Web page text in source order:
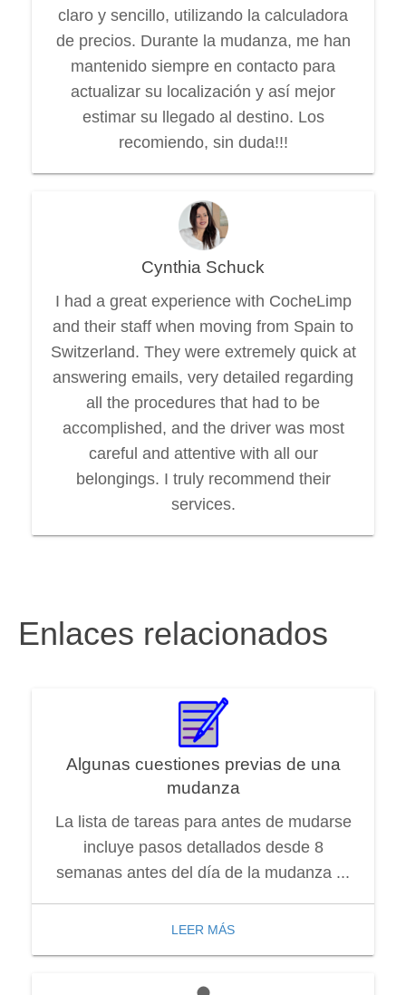
claro y sencillo, utilizando la calculadora
de precios. Durante la mudanza, me han
mantenido siempre en contacto para
actualizar su localización y así mejor
estimar su llegado al destino. Los
recomiendo, sin duda!!!
Cynthia Schuck
I had a great experience with CocheLimp
and their staff when moving from Spain to
Switzerland. They were extremely quick at
answering emails, very detailed regarding
all the procedures that had to be
accomplished, and the driver was most
careful and attentive with all our
belongings. I truly recommend their
services.
Enlaces relacionados
Algunas cuestiones previas de una
mudanza
La lista de tareas para antes de mudarse
incluye pasos detallados desde 8
semanas antes del día de la mudanza ...
LEER MÁS